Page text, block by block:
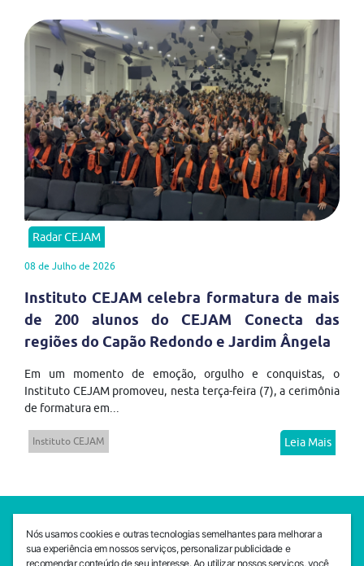
Radar CEJAM
08 de Julho de 2026
Instituto CEJAM celebra formatura de mais
de 200 alunos do CEJAM Conecta das
regiões do Capão Redondo e Jardim Ângela
Em um momento de emoção, orgulho e conquistas, o
Instituto CEJAM promoveu, nesta terça-feira (7), a cerimônia
de formatura em...
Instituto CEJAM Leia Mais
SEDE CEJAM
Av. da Liberdade, 765, Liberdade, São Paulo, 01503-001
(11) 3469 - 1818
Nós usamos cookies e outras tecnologias semelhantes para melhorar a
sua experiência em nossos serviços, personalizar publicidade e
recomendar conteúdo de seu interesse. Ao utilizar nossos serviços, você